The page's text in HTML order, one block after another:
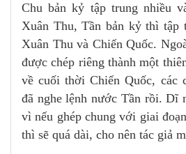
Chu bản kỷ tập trung nhiều
Xuân Thu, Tần bản kỷ thì tập
Xuân Thu và Chiến Quốc.
được chép riêng thành một
về cuối thời Chiến Quốc, các
đã nghe lệnh nước Tần rồi. Dĩ
vì nếu ghép chung với giai
thì sẽ quá dài, cho nên tác giả